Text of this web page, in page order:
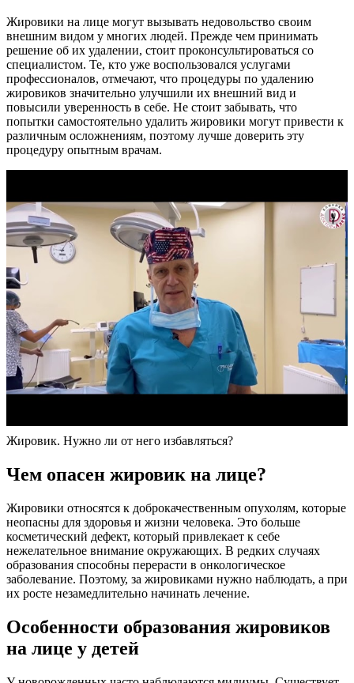
Жировики на лице могут вызывать недовольство своим
внешним видом у многих людей. Прежде чем принимать
решение об их удалении, стоит проконсультироваться со
специалистом. Те, кто уже воспользовался услугами
профессионалов, отмечают, что процедуры по удалению
жировиков значительно улучшили их внешний вид и
повысили уверенность в себе. Не стоит забывать, что
попытки самостоятельно удалить жировики могут привести к
различным осложнениям, поэтому лучше доверить эту
процедуру опытным врачам.
Жировик. Нужно ли от него избавляться?
Чем опасен жировик на лице?
Жировики относятся к доброкачественным опухолям, которые
неопасны для здоровья и жизни человека. Это больше
косметический дефект, который привлекает к себе
нежелательное внимание окружающих. В редких случаях
образования способны перерасти в онкологическое
заболевание. Поэтому, за жировиками нужно наблюдать, а при
их росте незамедлительно начинать лечение.
Особенности образования жировиков
на лице у детей